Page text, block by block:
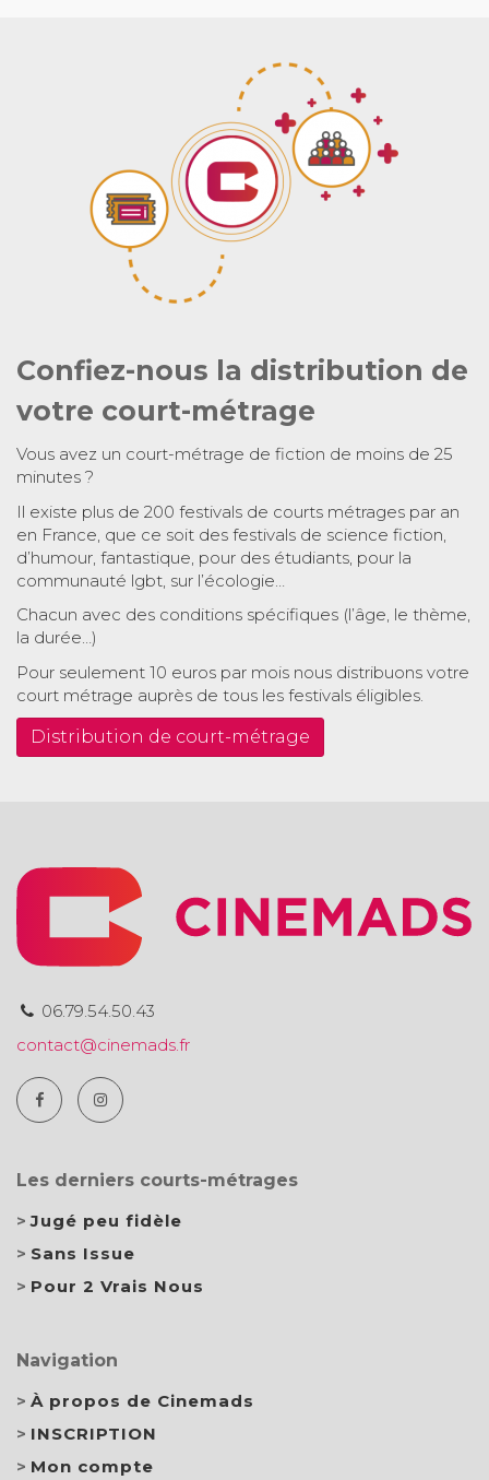
Confiez-nous la distribution de
votre court-métrage
Vous avez un court-métrage de fiction de moins de 25
minutes ?
Il existe plus de 200 festivals de courts métrages par an
en France, que ce soit des festivals de science fiction,
d’humour, fantastique, pour des étudiants, pour la
communauté lgbt, sur l’écologie…
Chacun avec des conditions spécifiques (l’âge, le thème,
la durée…)
Pour seulement 10 euros par mois nous distribuons votre
court métrage auprès de tous les festivals éligibles.
Distribution de court-métrage
06.79.54.50.43
contact@cinemads.fr
Les derniers courts-métrages
Jugé peu fidèle
Sans Issue
Pour 2 Vrais Nous
Navigation
À propos de Cinemads
INSCRIPTION
Mon compte